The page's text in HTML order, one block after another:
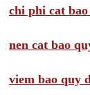
chi phi cat
nen cat bao
viem bao quy